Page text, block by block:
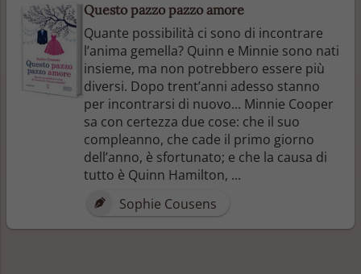
Questo pazzo pazzo amore
Quante possibilità ci sono di incontrare
l’anima gemella? Quinn e Minnie sono nati
insieme, ma non potrebbero essere più
diversi. Dopo trent’anni adesso stanno
per incontrarsi di nuovo... Minnie Cooper
sa con certezza due cose: che il suo
compleanno, che cade il primo giorno
dell’anno, è sfortunato; e che la causa di
tutto è Quinn Hamilton, ...
Sophie Cousens